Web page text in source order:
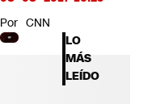
Por CNN
LO
MÁS
LEÍDO